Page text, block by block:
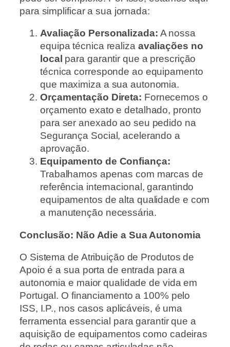
para simplificar a sua jornada:
Avaliação Personalizada: A nossa
equipa técnica realiza avaliações no
local para garantir que a prescrição
técnica corresponde ao equipamento
que maximiza a sua autonomia.
Orçamentação Direta: Fornecemos o
orçamento exato e detalhado, pronto
para ser anexado ao seu pedido na
Segurança Social, acelerando a
aprovação.
Equipamento de Confiança:
Trabalhamos apenas com marcas de
referência internacional, garantindo
equipamentos de alta qualidade e com
a manutenção necessária.
Conclusão: Não Adie a Sua Autonomia
O Sistema de Atribuição de Produtos de
Apoio é a sua porta de entrada para a
autonomia e maior qualidade de vida em
Portugal. O financiamento a 100% pelo
ISS, I.P., nos casos aplicáveis, é uma
ferramenta essencial para garantir que a
aquisição de equipamentos como cadeiras